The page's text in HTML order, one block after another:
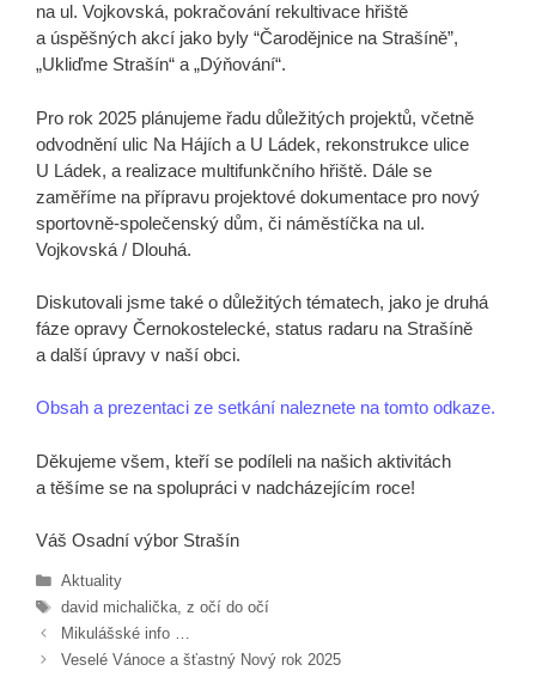
na ul. Vojkovská, pokračování rekultivace hřiště
a úspěšných akcí jako byly “Čarodějnice na Strašíně”,
„Ukliďme Strašín“ a „Dýňování“.
Pro rok 2025 plánujeme řadu důležitých projektů, včetně
odvodnění ulic Na Hájích a U Ládek, rekonstrukce ulice
U Ládek, a realizace multifunkčního hřiště. Dále se
zaměříme na přípravu projektové dokumentace pro nový
sportovně-společenský dům, či náměstíčka na ul.
Vojkovská / Dlouhá.
Diskutovali jsme také o důležitých tématech, jako je druhá
fáze opravy Černokostelecké, status radaru na Strašíně
a další úpravy v naší obci.
Obsah a prezentaci ze setkání naleznete na tomto odkaze.
Děkujeme všem, kteří se podíleli na našich aktivitách
a těšíme se na spolupráci v nadcházejícím roce!
Váš Osadní výbor Strašín
Rubriky
Aktuality
Štítky
david michalička, z očí do očí
Mikulášské info …
Veselé Vánoce a šťastný Nový rok 2025